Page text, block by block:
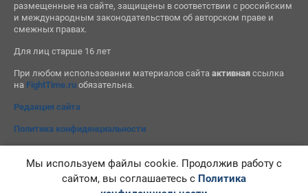
размещенные на сайте, защищены в соответствии с российским
и международным законодательством об авторском праве и
смежных правах.
Для лиц старше 16 лет
При любом использовании материалов сайта активнаяссылка
на FightTime.ruобязательна.
Редакция сайта
Политика конфиденциальности
Мы используем файлы cookie. Продолжив работу с
сайтом, вы соглашаетесь с Политика